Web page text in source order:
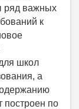
ряд важных
к
школ
а
построен по